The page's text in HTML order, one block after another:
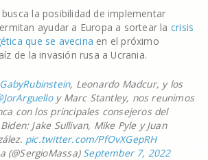
busca la posibilidad de implementar
ayudar a Europa a sortear la crisis
que se avecina en el próximo
de la invasión rusa a Ucrania.
, Leonardo Madcur, y los
y Marc Stantley, nos reunimos
con los principales consejeros del
Jake Sullivan, Mike Pyle y Juan
pic.twitter.com/PfOvXGepRH
(@SergioMassa) September 7, 2022